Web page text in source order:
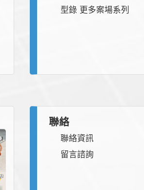
型錄 更多案場系列
聯絡
聯絡資訊
留言諮詢